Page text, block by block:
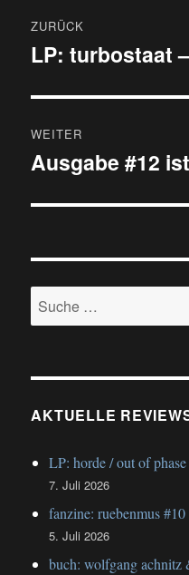
ZURÜCK
Vorheriger
LP: turbostaat
WEITER
Nächster
Ausgabe #12
Suche
nach:
AKTUELLE
LP: horde / out of
7. Juli 2026
fanzine: ruebenmus #10
5. Juli 2026
buch: wolfgang achnitz